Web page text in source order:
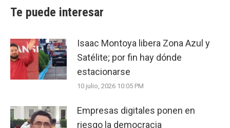
Te puede interesar
Isaac Montoya libera Zona Azul y
Satélite; por fin hay dónde
estacionarse
10 julio, 2026 10:05 PM
Empresas digitales ponen en
riesgo la democracia